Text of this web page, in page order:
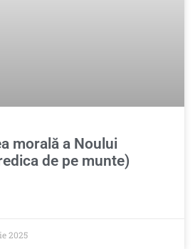
morală a Noului
de pe munte)
2025